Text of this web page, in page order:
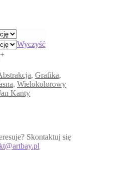
Wyczyść
+
, Grafika,
, Wielokolorowy
Kanty
Skontaktuj się